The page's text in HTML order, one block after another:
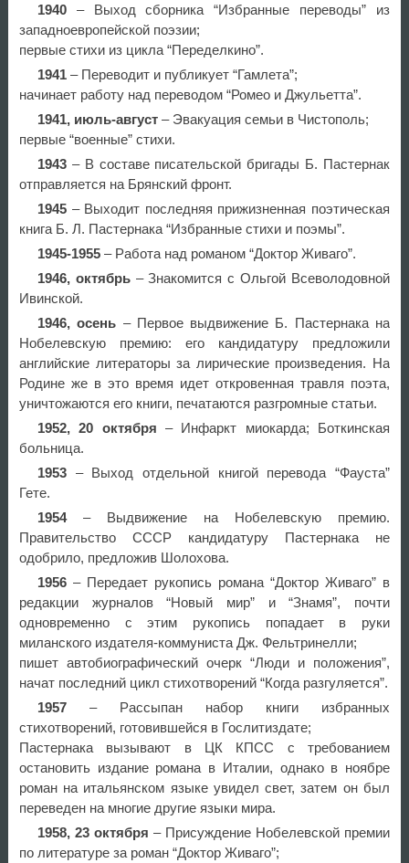
1940 – Выход сборника “Избранные переводы” из
западноевропейской поэзии;
первые стихи из цикла “Переделкино”.
1941– Переводит и публикует “Гамлета”;
начинает работу над переводом “Ромео и Джульетта”.
1941, июль-август– Эвакуация семьи в Чистополь;
первые “военные” стихи.
1943 – В составе писательской бригады Б. Пастернак
отправляется на Брянский фронт.
1945– Выходит последняя прижизненная поэтическая
книга Б. Л. Пастернака “Избранные стихи и поэмы”.
1945-1955– Работа над романом “Доктор Живаго”.
1946, октябрь– Знакомится с Ольгой Всеволодовной
Ивинской.
1946, осень – Первое выдвижение Б. Пастернака на
Нобелевскую премию: его кандидатуру предложили
английские литераторы за лирические произведения. На
Родине же в это время идет откровенная травля поэта,
уничтожаются его книги, печатаются разгромные статьи.
1952, 20 октября – Инфаркт миокарда; Боткинская
больница.
1953– Выход отдельной книгой перевода “Фауста”
Гете.
1954– Выдвижение на Нобелевскую премию.
Правительство СССР кандидатуру Пастернака не
одобрило, предложив Шолохова.
1956– Передает рукопись романа “Доктор Живаго” в
редакции журналов “Новый мир” и “Знамя”, почти
одновременно с этим рукопись попадает в руки
миланского издателя-коммуниста Дж. Фельтринелли;
пишет автобиографический очерк “Люди и положения”,
начат последний цикл стихотворений “Когда разгуляется”.
1957– Рассыпан набор книги избранных
стихотворений, готовившейся в Гослитиздате;
Пастернака вызывают в ЦК КПСС с требованием
остановить издание романа в Италии, однако в ноябре
роман на итальянском языке увидел свет, затем он был
переведен на многие другие языки мира.
1958, 23 октября – Присуждение Нобелевской премии
по литературе за роман “Доктор Живаго”;